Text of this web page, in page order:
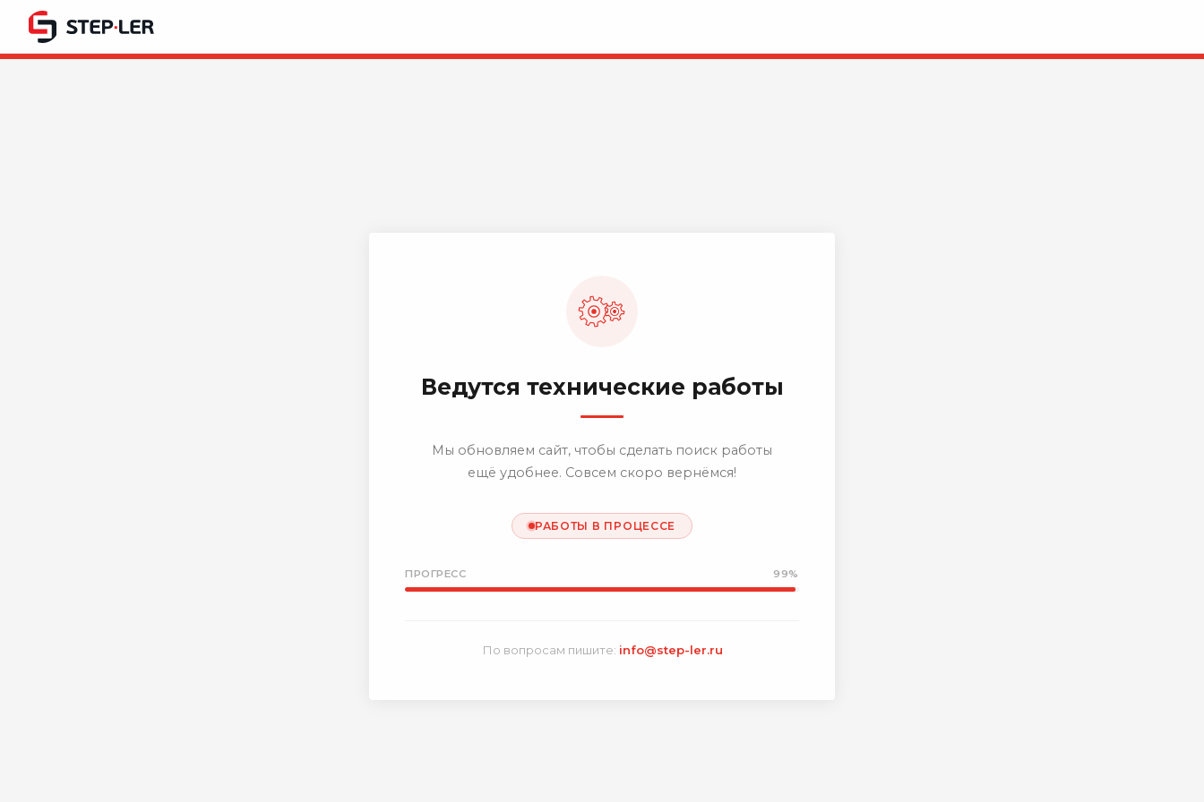
Ведутся технические работы
Мы обновляем сайт, чтобы сделать поиск работы
ещё удобнее. Совсем скоро вернёмся!
РАБОТЫ В ПРОЦЕССЕ
ПРОГРЕСС 99%
По вопросам пишите: info@step-ler.ru